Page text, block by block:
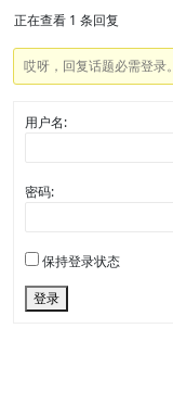
正在查看 1 条回复
哎呀，回复话题必需登录。
用户名:
密码:
保持登录状态
登录